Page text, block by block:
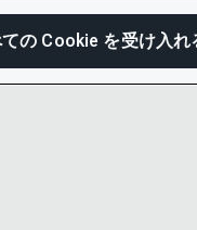
このページを共
の Cookie を受け入れ